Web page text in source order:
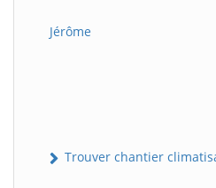
Jérôme
Trouver chantier